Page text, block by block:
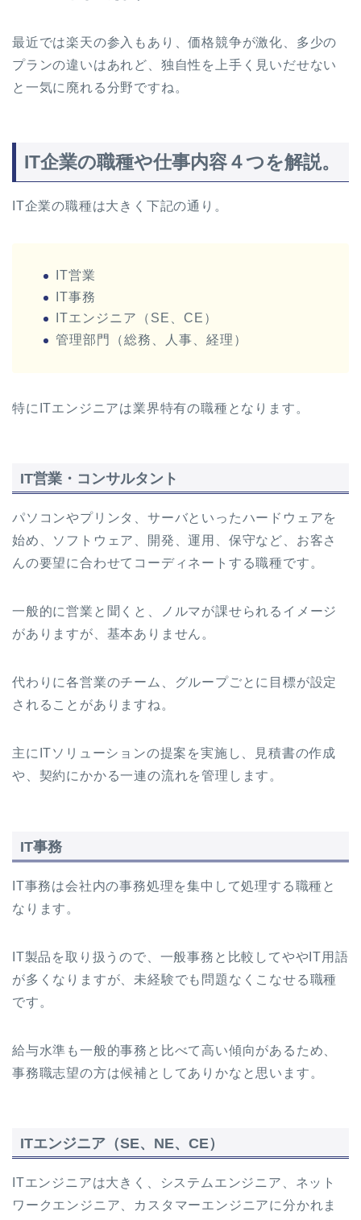
最近では楽天の参入もあり、価格競争が激化、多少の
プランの違いはあれど、独自性を上手く見いだせない
と一気に廃れる分野ですね。
IT企業の職種や仕事内容４つを解説。
IT企業の職種は大きく下記の通り。
IT営業
IT事務
ITエンジニア（SE、CE）
管理部門（総務、人事、経理）
特にITエンジニアは業界特有の職種となります。
IT営業・コンサルタント
パソコンやプリンタ、サーバといったハードウェアを
始め、ソフトウェア、開発、運用、保守など、お客さ
んの要望に合わせてコーディネートする職種です。
一般的に営業と聞くと、ノルマが課せられるイメージ
がありますが、基本ありません。
代わりに各営業のチーム、グループごとに目標が設定
されることがありますね。
主にITソリューションの提案を実施し、見積書の作成
や、契約にかかる一連の流れを管理します。
IT事務
IT事務は会社内の事務処理を集中して処理する職種と
なります。
IT製品を取り扱うので、一般事務と比較してややIT用語
が多くなりますが、未経験でも問題なくこなせる職種
です。
給与水準も一般的事務と比べて高い傾向があるため、
事務職志望の方は候補としてありかなと思います。
ITエンジニア（SE、NE、CE）
ITエンジニアは大きく、システムエンジニア、ネット
ワークエンジニア、カスタマーエンジニアに分かれま